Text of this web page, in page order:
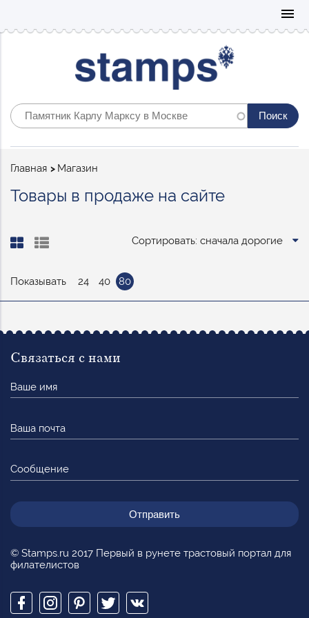
menu
Строка
Главная Магазин
Товары в продаже на сайте
Сортировать: сначала дорогие
Показывать 24 40 80
© Stamps.ru 2017 Первый в рунете трастовый портал для
филателистов
Связаться с нами
имя
почта
Сообщение